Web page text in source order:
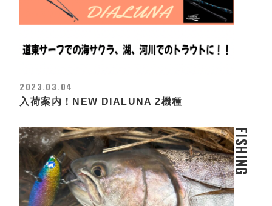
2023.03.04
入荷案内！NEW DIALUNA 2機種
FISHING